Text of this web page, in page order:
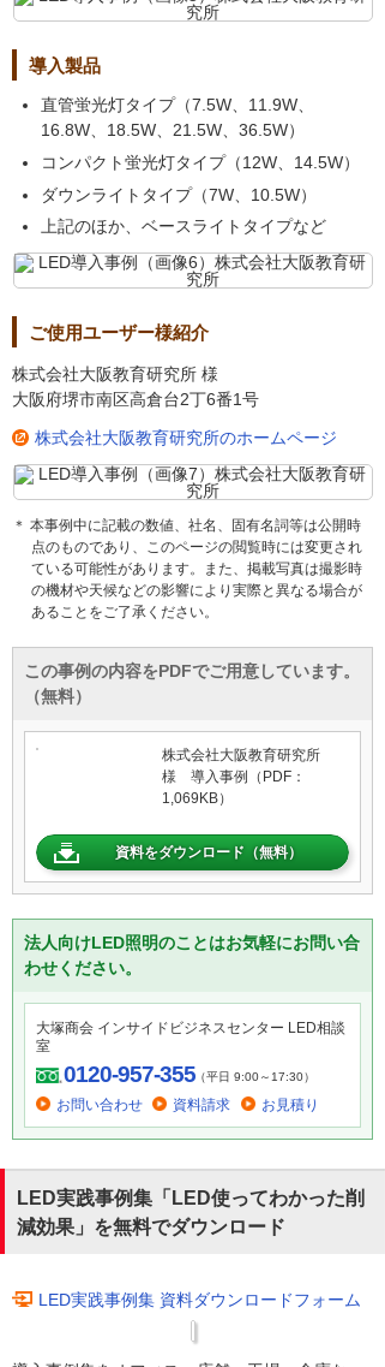
導入製品
直管蛍光灯タイプ（7.5W、11.9W、
16.8W、18.5W、21.5W、36.5W）
コンパクト蛍光灯タイプ（12W、14.5W）
ダウンライトタイプ（7W、10.5W）
上記のほか、ベースライトタイプなど
ご使用ユーザー様紹介
株式会社大阪教育研究所 様
大阪府堺市南区高倉台2丁6番1号
株式会社大阪教育研究所のホームページ
＊ 本事例中に記載の数値、社名、固有名詞等は公開時
点のものであり、このページの閲覧時には変更され
ている可能性があります。また、掲載写真は撮影時
の機材や天候などの影響により実際と異なる場合が
あることをご了承ください。
この事例の内容をPDFでご用意しています。
（無料）
株式会社大阪教育研究所
様 導入事例（PDF：
1,069KB）
資料をダウンロード（無料）
法人向けLED照明のことはお気軽にお問い合
わせください。
大塚商会 インサイドビジネスセンター LED相談
室
0120-957-355（平日 9:00～17:30）
お問い合わせ 資料請求 お見積り
LED実践事例集「LED使ってわかった削
減効果」を無料でダウンロード
LED実践事例集 資料ダウンロードフォーム